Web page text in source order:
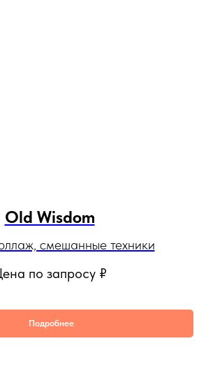
Old Wisdom
смешанные техники
по запросу ₽
Подробнее